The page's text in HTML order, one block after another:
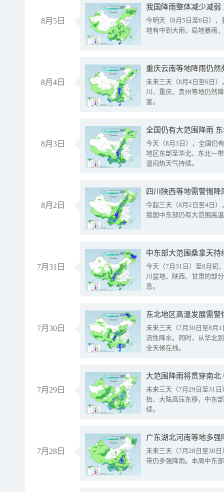
8月5日
我国降雨整体减少减弱
今明天（8月5日至6日）
地有中到大雨，局地暴雨
8月4日
重庆云南等地降雨仍然
未来三天（8月4日至6日
川、重庆、贵州等地仍然
害。
8月3日
全国仍有大范围降雨
今天（8月3日），全国仍
地区东部至华北、东北一
温闷热天气持续。
8月2日
今起三天（8月2日至4日
我国中东部仍有大范围高
7月31日
中东部大范围桑拿天
今天（7月31日）至8月初
川盆地、陕西、甘肃的部
息。
7月30日
东北地区高温发展需
未来三天（7月30日至8月
流性降水。同时，从华北
全天候在线。
7月29日
大范围降雨将贯穿南
未来三天（7月29日至31
抬、大陆高压东移，中东
续。
7月28日
广东湖北河南等地多
未来三天（7月28日至30
带仍多强降雨。本周中东